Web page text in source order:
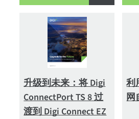
升级到未来：将 Digi
ConnectPort TS 8 过
渡到 Digi Connect EZ
利
网